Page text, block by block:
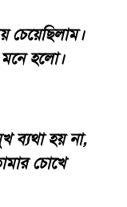
হলো।
ব্যথা হয় না,
চোখে